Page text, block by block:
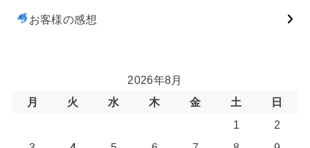
お客様の感想
2026年8月
月
火 水 木 金 土
日
1
2